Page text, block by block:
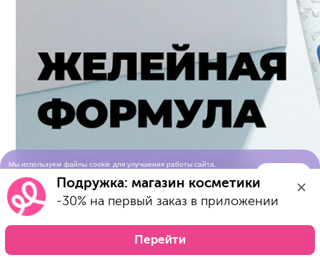
Мы используем файлы cookie для улучшения работы сайта.
использования cookie-файловПодружка: магазин косметики
-30% на первый заказ в приложении
Перейти